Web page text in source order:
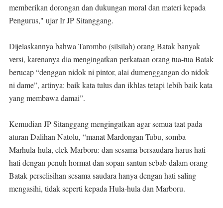
memberikan dorongan dan dukungan moral dan materi kepada
Pengurus," ujar Ir JP Sitanggang.
Dijelaskannya bahwa Tarombo (silsilah) orang Batak banyak
versi, karenanya dia mengingatkan perkataan orang tua-tua Batak
berucap “denggan nidok ni pintor, alai dumenggangan do nidok
ni dame”, artinya: baik kata tulus dan ikhlas tetapi lebih baik kata
yang membawa damai”.
Kemudian JP Sitanggang mengingatkan agar semua taat pada
aturan Dalihan Natolu, “manat Mardongan Tubu, somba
Marhula-hula, elek Marboru: dan sesama bersaudara harus hati-
hati dengan penuh hormat dan sopan santun sebab dalam orang
Batak perselisihan sesama saudara hanya dengan hati saling
mengasihi, tidak seperti kepada Hula-hula dan Marboru.